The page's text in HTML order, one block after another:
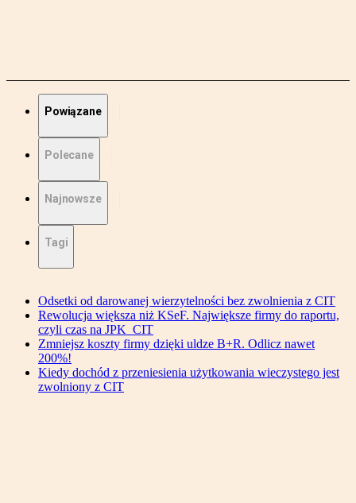
Powiązane
Polecane
Najnowsze
Tagi
Odsetki od darowanej wierzytelności bez zwolnienia z CIT
Rewolucja większa niż KSeF. Największe firmy do raportu,
czyli czas na JPK_CIT
Zmniejsz koszty firmy dzięki uldze B+R. Odlicz nawet
200%!
Kiedy dochód z przeniesienia użytkowania wieczystego jest
zwolniony z CIT